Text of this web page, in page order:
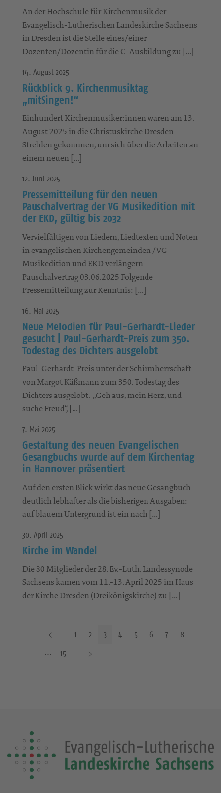
An der Hochschule für Kirchenmusik der
Evangelisch-Lutherischen Landeskirche Sachsens
in Dresden ist die Stelle eines/einer
Dozenten/Dozentin für die C-Ausbildung zu […]
14. August 2025
Rückblick 9. Kirchenmusiktag
„mitSingen!“
Einhundert Kirchenmusiker:innen waren am 13.
August 2025 in die Christuskirche Dresden-
Strehlen gekommen, um sich über die Arbeiten an
einem neuen […]
12. Juni 2025
Pressemitteilung für den neuen
Pauschalvertrag der VG Musikedition mit
der EKD, gültig bis 2032
Vervielfältigen von Liedern, Liedtexten und Noten
in evangelischen Kirchengemeinden /VG
Musikedition und EKD verlängern
Pauschalvertrag 03.06.2025 Folgende
Pressemitteilung zur Kenntnis: […]
16. Mai 2025
Neue Melodien für Paul-Gerhardt-Lieder
gesucht | Paul-Gerhardt-Preis zum 350.
Todestag des Dichters ausgelobt
Paul-Gerhardt-Preis unter der Schirmherrschaft
von Margot Käßmann zum 350. Todestag des
Dichters ausgelobt. „Geh aus, mein Herz, und
suche Freud“, […]
7. Mai 2025
Gestaltung des neuen Evangelischen
Gesangbuchs wurde auf dem Kirchentag
in Hannover präsentiert
Auf den ersten Blick wirkt das neue Gesangbuch
deutlich lebhafter als die bisherigen Ausgaben:
auf blauem Untergrund ist ein nach […]
30. April 2025
Kirche im Wandel
Die 80 Mitglieder der 28. Ev.-Luth. Landessynode
Sachsens kamen vom 11.-13. April 2025 im Haus
der Kirche Dresden (Dreikönigskirche) zu […]
S
1 2 3 4 5 6 7
8
15
N
S
e
i